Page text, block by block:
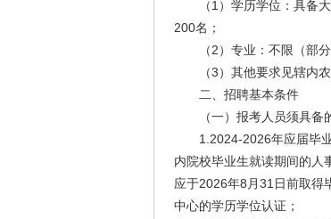
（1）学历学位：具备大
200名；
（2）专业：不限（部分
（3）其他要求见辖内农
二、招聘基本条件
（一）报考人员须具备
1.2024-2026年应届毕业
内院校毕业生就读期间的人
应于2026年8月31日前取得
中心的学历学位认证；